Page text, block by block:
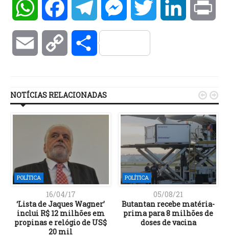
WhatsAppFacebookTelegramMessengerTwitter LinkedIn
Email Copy Compartilhar
NOTÍCIAS RELACIONADAS
POLÍTICA
16/04/17
‘Lista de Jaques Wagner’
inclui R$ 12 milhões em
propinas e relógio de US$
20 mil
POLÍTICA
05/08/21
Butantan recebe matéria-
prima para 8 milhões de
doses de vacina
 